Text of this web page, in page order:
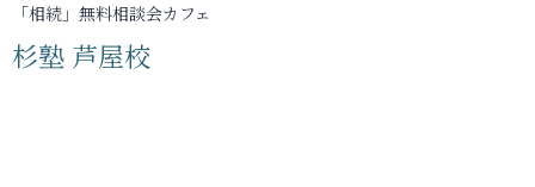
「相続」無料相談会カフェ
杉塾 芦屋校